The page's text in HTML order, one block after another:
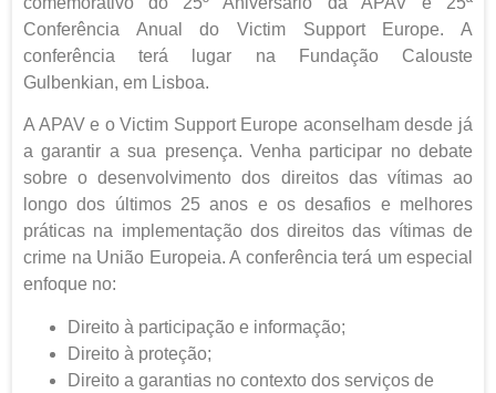
Conferência Anual do Victim Support Europe. A
conferência terá lugar na Fundação Calouste
Gulbenkian, em Lisboa.
A APAV e o Victim Support Europe aconselham desde já
a garantir a sua presença. Venha participar no debate
sobre o desenvolvimento dos direitos das vítimas ao
longo dos últimos 25 anos e os desafios e melhores
práticas na implementação dos direitos das vítimas de
crime na União Europeia. A conferência terá um especial
enfoque no:
Direito à participação e informação;
Direito à proteção;
Direito a garantias no contexto dos serviços de